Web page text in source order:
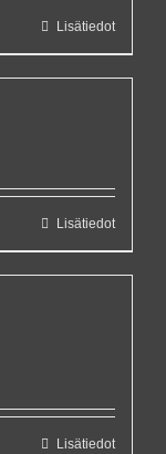
Lisätiedot
Lisätiedot
Lisätiedot